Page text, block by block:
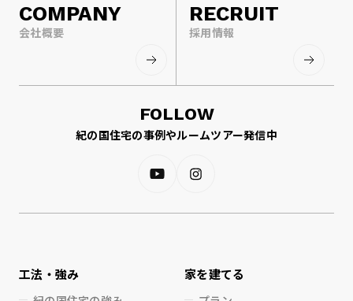
COMPANY
会社概要
RECRUIT
採用情報
FOLLOW
紀の国住宅の事例やルームツアー発信中
工法・強み 家を建てる